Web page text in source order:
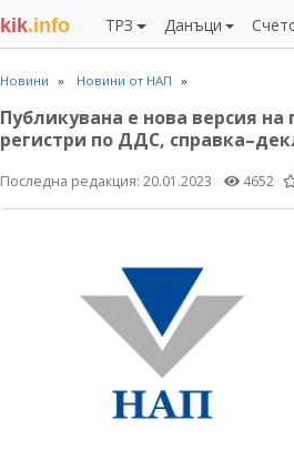
kik.info ТРЗ Данъци
Новини Новини от НАП
Публикувана е нова версия
регистри по ДДС,
Последна редакция: 20.01.2023 4652